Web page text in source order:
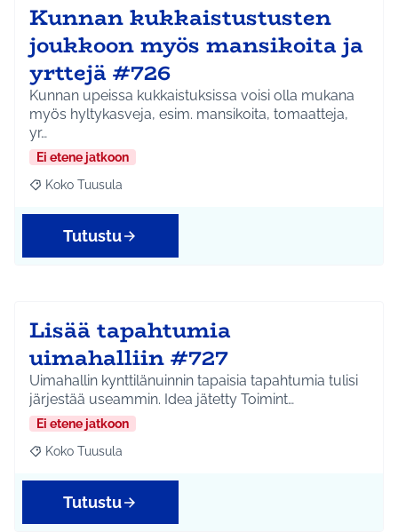
Kunnan kukkaistustusten
joukkoon myös mansikoita ja
yrttejä #726
Kunnan upeissa kukkaistuksissa voisi olla mukana
myös hyltykasveja, esim. mansikoita, tomaatteja,
yr…
Ei etene jatkoon
Rajaa tulokset aihepiirin mukaan: Koko Tuusula
Koko Tuusula
Tutustu
Lisää tapahtumia
uimahalliin #727
Uimahallin kynttilänuinnin tapaisia tapahtumia tulisi
järjestää useammin. Idea jätetty Toimint…
Ei etene jatkoon
Rajaa tulokset aihepiirin mukaan: Koko Tuusula
Koko Tuusula
Tutustu